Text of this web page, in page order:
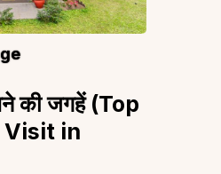
की जगहें (Top
Visit in